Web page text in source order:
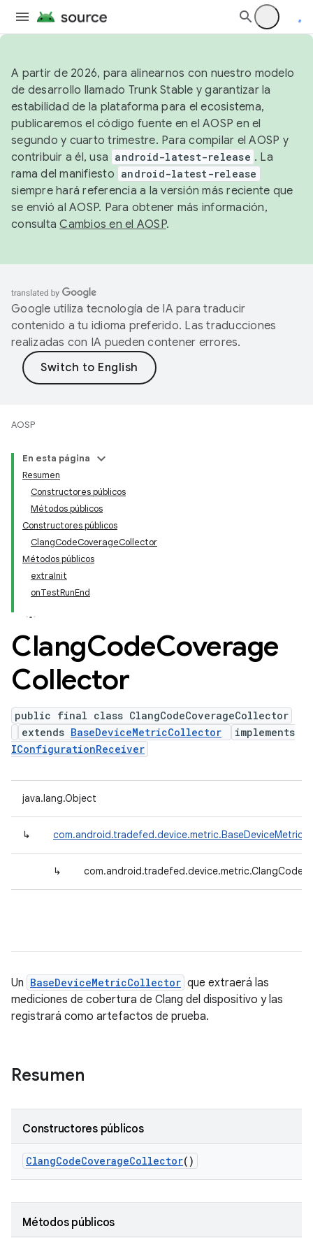
A partir de 2026, para alinearnos con nuestro modelo
de desarrollo llamado Trunk Stable y garantizar la
estabilidad de la plataforma para el ecosistema,
publicaremos el código fuente en el AOSP en el
segundo y cuarto trimestre. Para compilar el AOSP y
contribuir a él, usa android-latest-release . La
rama del manifiesto android-latest-release
siempre hará referencia a la versión más reciente que
se envió al AOSP. Para obtener más información,
consultaCambios en el AOSP.
Google utiliza tecnología de IA para traducir
contenido a tu idioma preferido. Las traducciones
realizadas con IA pueden contener errores.
AOSP
En esta página
Resumen
Constructores públicos
Métodos públicos
Constructores públicos
ClangCodeCoverageCollector
Métodos públicos
extraInit
onTestRunEnd
ClangCodeCoverage
Collector
public final class ClangCodeCoverageCollector
extends BaseDeviceMetricCollector
implements
IConfigurationReceiver
java.lang.Object
↳
↳
Un BaseDeviceMetricCollector que extraerá las
mediciones de cobertura de Clang del dispositivo y las
registrará como artefactos de prueba.
Resumen
Constructores públicos
ClangCodeCoverageCollector()
Métodos públicos